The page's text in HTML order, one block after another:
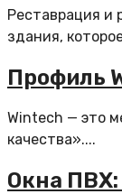
Реставрация и
здания,
Профиль
Wintech — это
качества»....
Окна